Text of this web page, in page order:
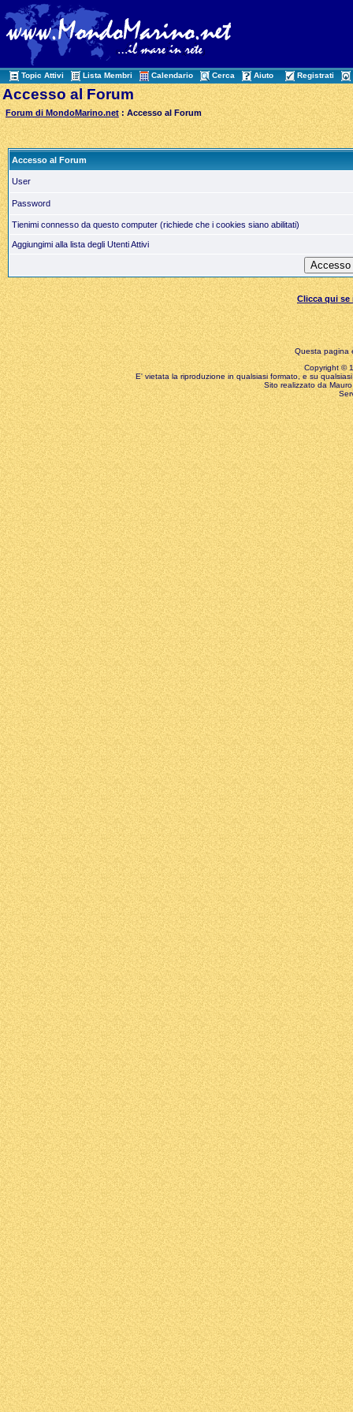
Topic Attivi Lista Membri Calendario Cerca Aiuto Registrati
Accesso al Forum
Forum di MondoMarino.net : Accesso al Forum
Accesso al Forum
User
Password
Tienimi connesso da questo computer (richiede che i cookies siano abilitati)
Aggiungimi alla lista degli Utenti Attivi
Clicca qui se
Questa pagina
Copyright ©
E' vietata la riproduzione in qualsiasi formato, e su
Sito realizzato da